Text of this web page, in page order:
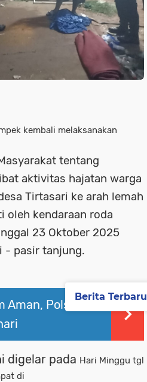
kembali melaksanakan
tentang
aktivitas hajatan warga
Tirtasari ke arah lemah
oleh kendaraan roda
23 Oktober 2025
- pasir tanjung.
Aman, Polsek
digelar pada Hari Minggu tgl
di
Berita Terbaru